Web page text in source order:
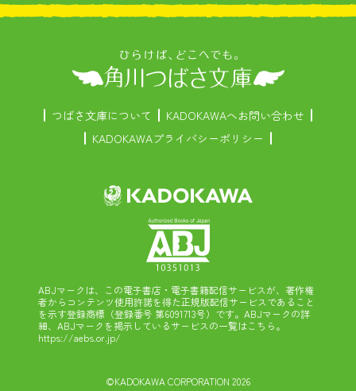
つばさ文庫について
KADOKAWAへお問い合わせ
KADOKAWAプライバシーポリシー
ABJマークは、この電子書店・電子書籍配信サービスが、著作権
者からコンテンツ使用許諾を得た正規版配信サービスであること
を示す登録商標（登録番号 第6091713号）です。ABJマークの詳
細、ABJマークを掲示しているサービスの一覧はこちら。
https://aebs.or.jp/
©KADOKAWA CORPORATION 2026